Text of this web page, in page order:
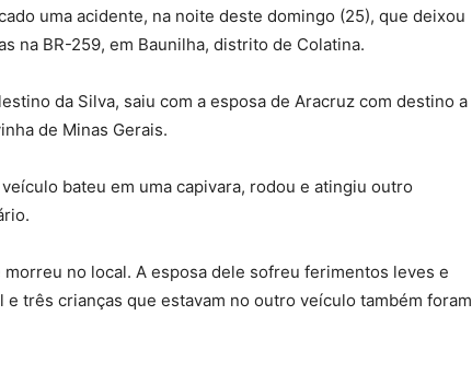
uma acidente, na noite deste domingo (25), que deixou
na BR-259, em Baunilha, distrito de Colatina.
da Silva, saiu com a esposa de Aracruz com destino a
de Minas Gerais.
bateu em uma capivara, rodou e atingiu outro
no local. A esposa dele sofreu ferimentos leves e
e três crianças que estavam no outro veículo também foram